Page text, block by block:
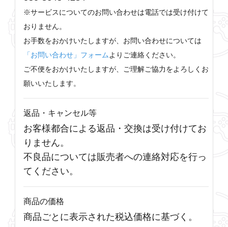
※サービスについてのお問い合わせは電話では受け付けて
おりません。
お手数をおかけいたしますが、お問い合わせについては
「お問い合わせ」フォームよりご連絡ください。
ご不便をおかけいたしますが、ご理解ご協力をよろしくお
願いいたします。
返品・キャンセル等
お客様都合による返品・交換は受け付けてお
りません。
不良品については販売者への連絡対応を行っ
てください。
商品の価格
商品ごとに表示された税込価格に基づく。